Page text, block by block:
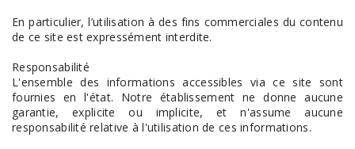
En particulier, l’utilisation à des fins commerciales du contenu
de ce site est expressément interdite.
Responsabilité
L'ensemble des informations accessibles via ce site sont
fournies en l'état. Notre établissement ne donne aucune
garantie, explicite ou implicite, et n'assume aucune
responsabilité relative à l'utilisation de ces informations.